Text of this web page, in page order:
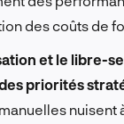
des coûts de
et le libre-
priorités
nuisent